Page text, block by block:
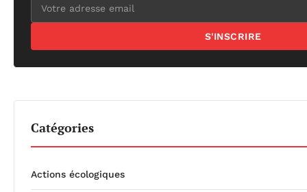
S'INSCRIRE
Catégories
Actions écologiques